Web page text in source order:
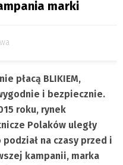
marki
płacą BLIKIEM,
i bezpiecznie.
roku, rynek
Polaków uległy
podział na czasy przed i
kampanii, marka